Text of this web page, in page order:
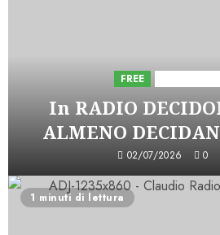
FREE
In RADIO
ALMENO
02/07/2026 0
1 minuti di lettura